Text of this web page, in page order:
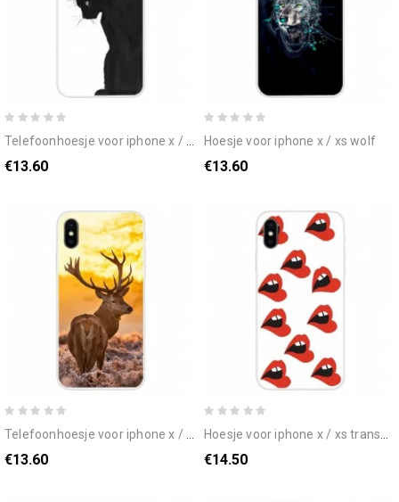
telefoonhoesje voor iphone x / xs denkende zwarte kat
€13.60
hoesje voor iphone x / xs wolf
€13.60
telefoonhoesje voor iphone x / xs herten en landschap
€13.60
hoesje voor iphone x / xs transparante weelderige lippen
€14.50